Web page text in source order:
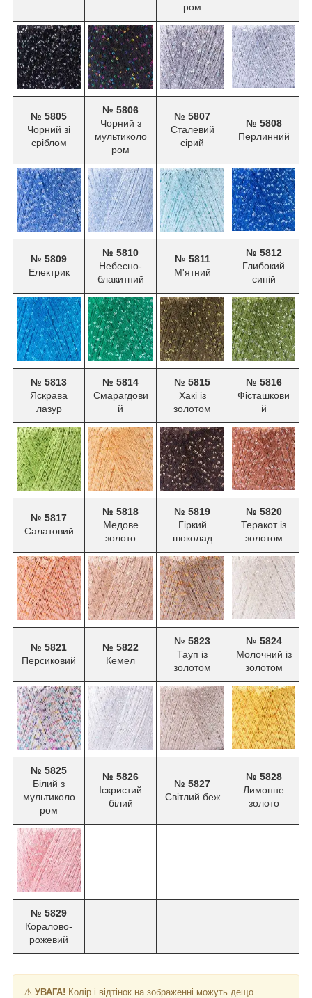
ром
№ 5805
Чорний зі
сріблом
№ 5806
Чорний з
мультиколо
ром
№ 5807
Сталевий
сірий
№ 5808
Перлинний
№ 5809
Електрик
№ 5810
Небесно-
блакитний
№ 5811
М'ятний
№ 5812
Глибокий
синій
№ 5813
Яскрава
лазур
№ 5814
Смарагдови
й
№ 5815
Хакі із
золотом
№ 5816
Фісташкови
й
№ 5817
Салатовий
№ 5818
Медове
золото
№ 5819
Гіркий
шоколад
№ 5820
Теракот із
золотом
№ 5821
Персиковий
№ 5822
Кемел
№ 5823
Тауп із
золотом
№ 5824
Молочний із
золотом
№ 5825
Білий з
мультиколо
ром
№ 5826
Іскристий
білий
№ 5827
Світлий беж
№ 5828
Лимонне
золото
№ 5829
Коралово-
рожевий
⚠️ УВАГА! Колір і відтінок на зображенні можуть дещо